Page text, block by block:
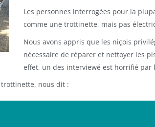
Les personnes interrogées pour la
comme une trottinette, mais pas
Nous avons appris que les niçois
nécessaire de réparer et nettoyer les
effet, un des interviewé est horrifié par
nous dit :